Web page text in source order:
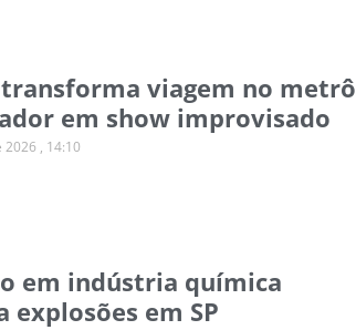
viagem no metrô
em show improvisado
2026 14:10
em indústria química
explosões em SP